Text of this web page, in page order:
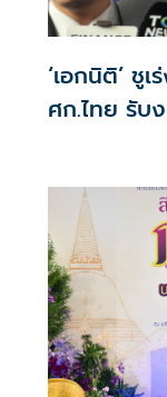
‘เอกนิติ’
ศก.ไทย รับ